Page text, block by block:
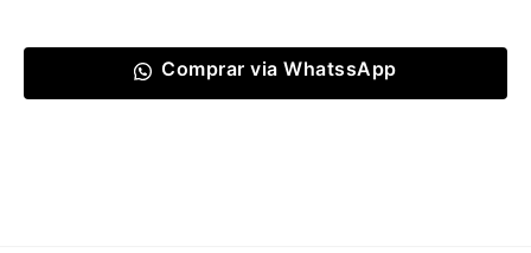
Comprar via WhatssApp